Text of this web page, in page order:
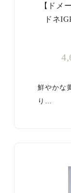
【ドメ
ドネ
鮮やかな
り…